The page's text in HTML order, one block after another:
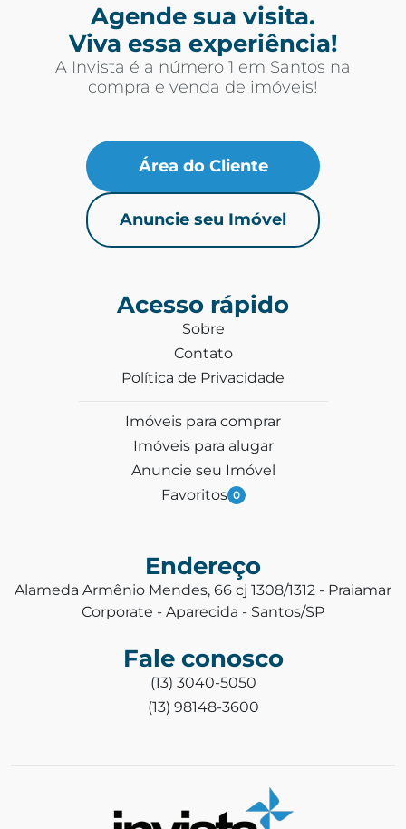
Agende sua visita.
Viva essa experiência!
A Invista é a número 1 em Santos na
compra e venda de imóveis!
Área do Cliente
Anuncie seu Imóvel
Acesso rápido
Sobre
Contato
Política de Privacidade
Imóveis para comprar
Imóveis para alugar
Anuncie seu Imóvel
Favoritos 0
Endereço
Alameda Armênio Mendes, 66 cj 1308/1312 - Praiamar
Corporate - Aparecida - Santos/SP
Fale conosco
(13) 3040-5050
(13) 98148-3600